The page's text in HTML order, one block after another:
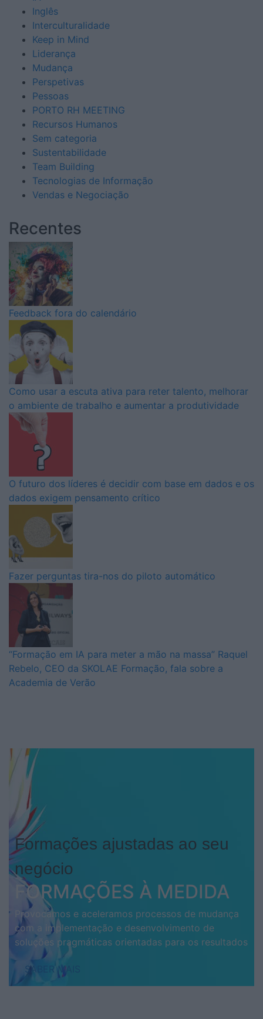
Inglês
Interculturalidade
Keep in Mind
Liderança
Mudança
Perspetivas
Pessoas
PORTO RH MEETING
Recursos Humanos
Sem categoria
Sustentabilidade
Team Building
Tecnologias de Informação
Vendas e Negociação
Recentes
Feedback fora do calendário
Como usar a escuta ativa para reter talento, melhorar
o ambiente de trabalho e aumentar a produtividade
O futuro dos líderes é decidir com base em dados e os
dados exigem pensamento crítico
Fazer perguntas tira-nos do piloto automático
“Formação em IA para meter a mão na massa” Raquel
Rebelo, CEO da SKOLAE Formação, fala sobre a
Academia de Verão
Formações ajustadas ao seu
negócio
FORMAÇÕES À MEDIDA
Provocamos e aceleramos processos de mudança
com a implementação e desenvolvimento de
soluções pragmáticas orientadas para os resultados
SABER MAIS